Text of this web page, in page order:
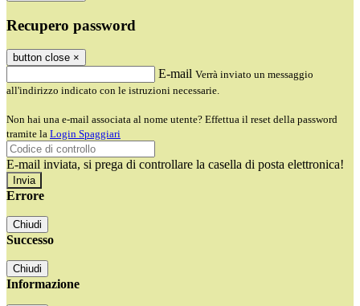
Recupero password
button close ×
E-mail Verrà inviato un messaggio
all'indirizzo indicato con le istruzioni necessarie.
Non hai una e-mail associata al nome utente? Effettua il reset della password
tramite la Login Spaggiari
E-mail inviata, si prega di controllare la casella di posta elettronica!
Errore
Chiudi
Successo
Chiudi
Informazione